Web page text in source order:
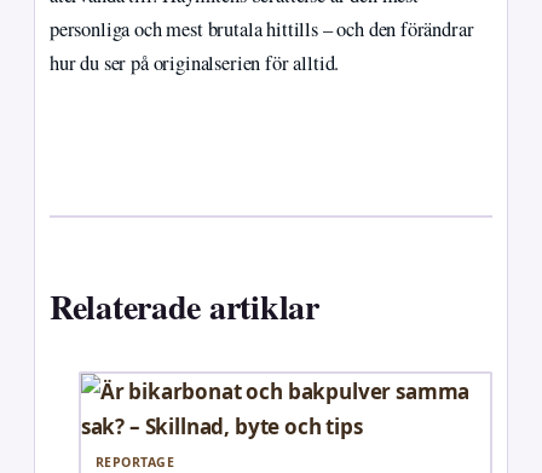
personliga och mest brutala hittills – och den förändrar
hur du ser på originalserien för alltid.
Relaterade artiklar
REPORTAGE